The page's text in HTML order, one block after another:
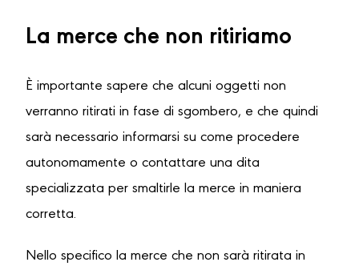
La merce che non ritiriamo
È importante sapere che alcuni oggetti non
verranno ritirati in fase di sgombero, e che quindi
sarà necessario informarsi su come procedere
autonomamente o contattare una dita
specializzata per smaltirle la merce in maniera
corretta.
Nello specifico la merce che non sarà ritirata in